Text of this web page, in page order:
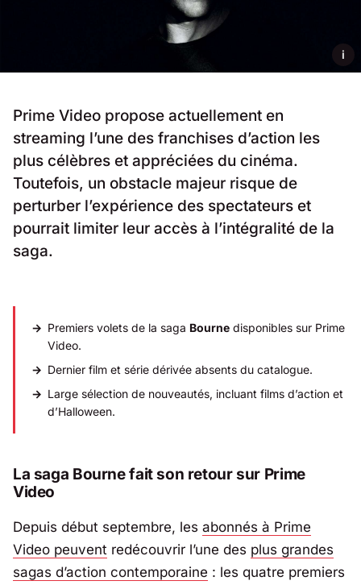
i
Prime Video propose actuellement en
streaming l’une des franchises d’action les
plus célèbres et appréciées du cinéma.
Toutefois, un obstacle majeur risque de
perturber l’expérience des spectateurs et
pourrait limiter leur accès à l’intégralité de la
saga.
Premiers volets de la saga Bourne disponibles sur Prime
Video.
Dernier film et série dérivée absents du catalogue.
Large sélection de nouveautés, incluant films d’action et
d’Halloween.
La saga Bourne fait son retour sur Prime
Video
Depuis début septembre, les abonnés à Prime
Video peuvent redécouvrir l’une des plus grandes
sagas d’action contemporaine : les quatre premiers